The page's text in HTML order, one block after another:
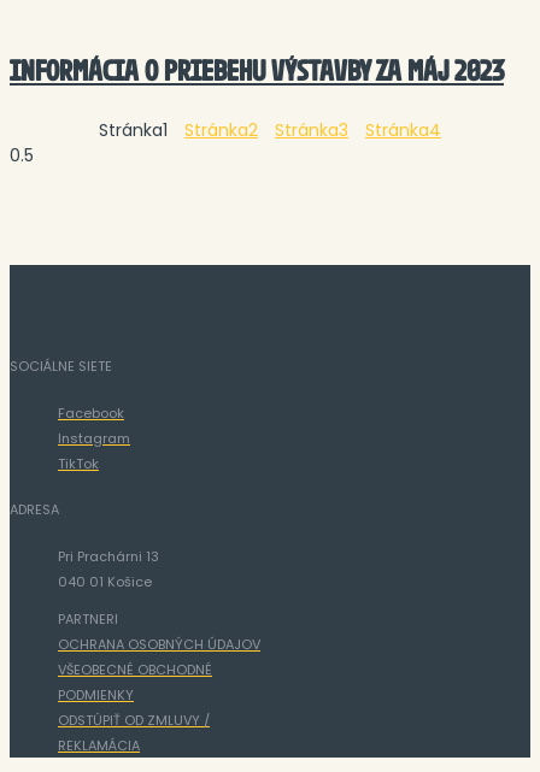
INFORMÁCIA O PRIEBEHU VÝSTAVBY ZA MÁJ 2023
Stránka1 Stránka2 Stránka3 Stránka4
SOCIÁLNE SIETE
Facebook
Instagram
TikTok
ADRESA
Pri Prachárni 13
040 01 Košice
PARTNERI
OCHRANA OSOBNÝCH ÚDAJOV
VŠEOBECNÉ OBCHODNÉ
PODMIENKY
ODSTÚPIŤ OD ZMLUVY /
REKLAMÁCIA